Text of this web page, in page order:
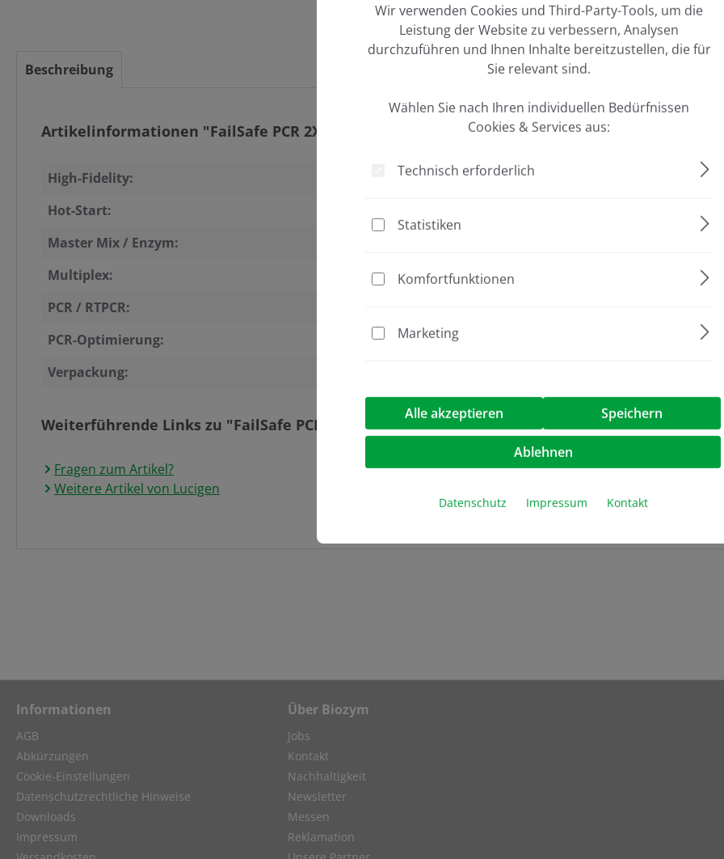
Beschreibung
Artikelinformationen "FailSafe PCR 2X PreMix H"
High-Fidelity:
nein
Hot-Start:
Master Mix / Enzym:
Multiplex:
nein
PCR / RTPCR:
PCR-Optimierung:
Verpackung:
Weiterführende Links zu "FailSafe PCR 2X PreMix H"
Fragen zum Artikel?
Weitere Artikel von Lucigen
Informationen
AGB
Abkürzungen
Cookie-Einstellungen
Datenschutzrechtliche Hinweise
Downloads
Impressum
Über Biozym
Jobs
Kontakt
Nachhaltigkeit
Newsletter
Messen
Reklamation
Wir verwenden Cookies und Third-Party-Tools, um die
Leistung der Website zu verbessern, Analysen
durchzuführen und Ihnen Inhalte bereitzustellen, die für
Sie relevant sind.
Wählen Sie nach Ihren individuellen Bedürfnissen
Cookies & Services aus:
Technisch erforderlich
Statistiken
Komfortfunktionen
Marketing
Alle akzeptieren Speichern
Ablehnen
Datenschutz Impressum Kontakt